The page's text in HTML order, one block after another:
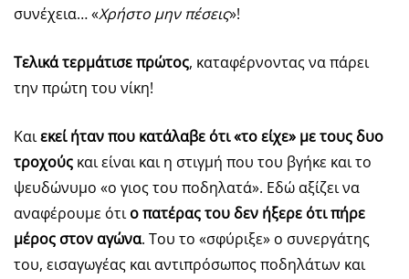
συνέχεια… «Χρήστο μην πέσεις»!
Τελικά τερμάτισε πρώτος, καταφέρνοντας να πάρει
την πρώτη του νίκη!
Καιεκεί ήταν που κατάλαβε ότι «το είχε» με τους δυο
τροχούς και είναι και η στιγμή που του βγήκε και το
ψευδώνυμο «ο γιος του ποδηλατά». Εδώ αξίζει να
αναφέρουμε ότιο πατέρας του δεν ήξερε ότι πήρε
μέρος στον αγώνα. Του το «σφύριξε» ο συνεργάτης
του, εισαγωγέας και αντιπρόσωπος ποδηλάτων και